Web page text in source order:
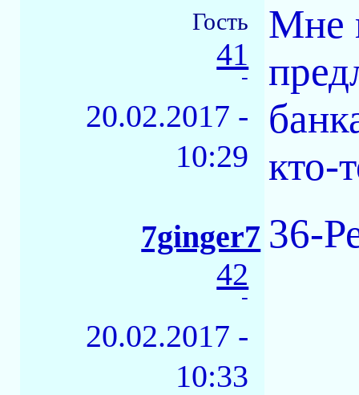
Гость
41
-
20.02.2017 -
10:29
Мне
кто-
7ginger7
42
-
20.02.2017 -
10:33
36-